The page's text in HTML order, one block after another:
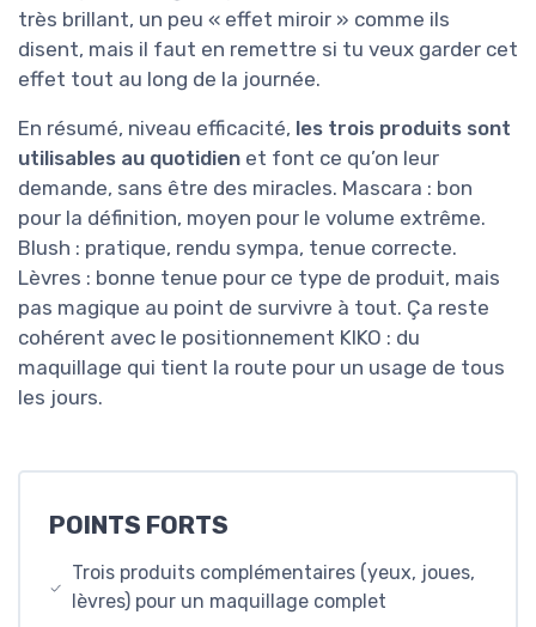
très brillant, un peu « effet miroir » comme ils
disent, mais il faut en remettre si tu veux garder cet
effet tout au long de la journée.
En résumé, niveau efficacité, les trois produits sont
utilisables au quotidien et font ce qu’on leur
demande, sans être des miracles. Mascara : bon
pour la définition, moyen pour le volume extrême.
Blush : pratique, rendu sympa, tenue correcte.
Lèvres : bonne tenue pour ce type de produit, mais
pas magique au point de survivre à tout. Ça reste
cohérent avec le positionnement KIKO : du
maquillage qui tient la route pour un usage de tous
les jours.
POINTS FORTS
Trois produits complémentaires (yeux, joues,
lèvres) pour un maquillage complet